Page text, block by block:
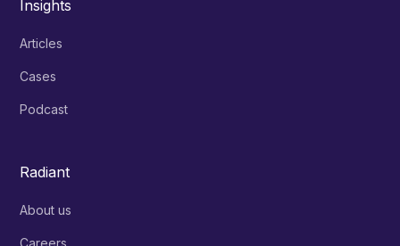
Insights
Articles
Cases
Podcast
Radiant
About us